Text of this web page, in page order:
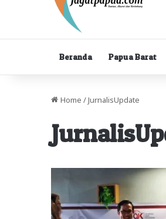
Beranda Papua Barat
Home / JurnalisUpdate